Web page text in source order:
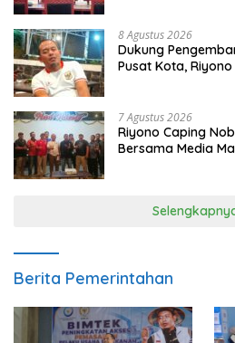
8 Agustus 2026
Dukung
Pusat Kota,
7 Agustus 2026
Riyono Caping
Bersama Media
Berita Pemerintahan